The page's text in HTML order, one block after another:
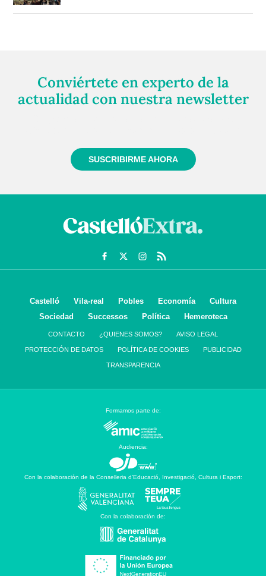
Conviértete en experto de la
actualidad con nuestra newsletter
SUSCRIBIRME AHORA
Castelló Vila-real Pobles Economía
Cultura
Sociedad
Successos Política Hemeroteca
CONTACTO ¿QUIENES SOMOS? AVISO LEGAL
PROTECCIÓN DE DATOS POLÍTICA DE COOKIES PUBLICIDAD
TRANSPARENCIA
Formamos parte de:
Audiencia:
Con la colaboración de la Conselleria d’Educació, Investigació, Cultura i Esport:
Con la colaboración de: